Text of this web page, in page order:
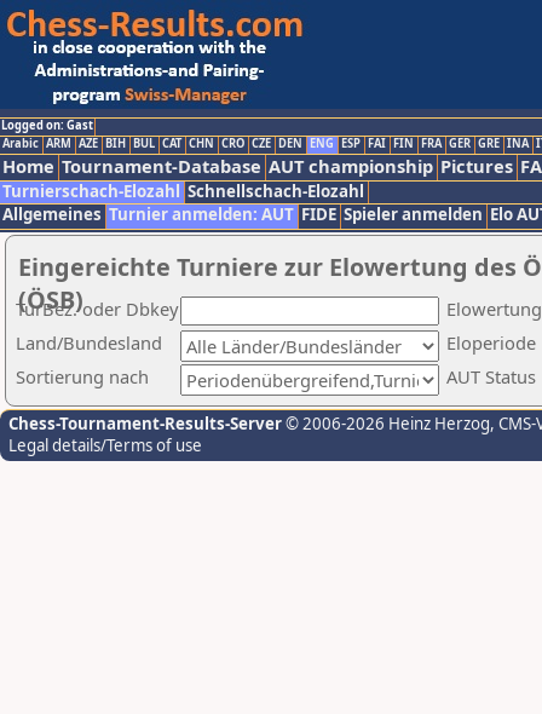
Logged on: Gast
Arabic ARM AZE BIH BUL CAT CHN CRO CZE DEN ENG ESP FAI FIN FRA GER GRE INA
Home Tournament-Database AUT championship Pictures
Turnierschach-Elozahl Schnellschach-Elozahl
Allgemeines Turnier anmelden: AUT FIDE Spieler anmelden Elo
Eingereichte Turniere zur Elowertung des
(ÖSB)
TurBez. oder Dbkey
Land/Bundesland
Eloperiode
Elowertung
Sortierung nach AUT Status
Chess-Tournament-Results-Server© 2006-2026 Heinz Herzog,
Legal details/Terms of use